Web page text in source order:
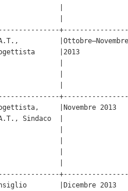
|                 |
|                 |
|2013
la |                 |
|                 |
|                 |
|Novembre 2013
Sindaco  |
|                 |
|
|                 |
|                 |
|Dicembre 2013